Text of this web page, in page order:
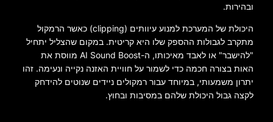
ובהירות.
היכולת של המערכת למנוע עיוותים (clipping) כאשר הרמקול
מתקרב לגבולות ההספק שלו היא קריטית. במקום שהצליל יתחיל
"להישבר" או לאבד מאיכותו, ה-AI Sound Boost מווסת את
האות בצורה חכמה כדי לשמור על חוויית האזנה נקייה ונעימה. זהו
יתרון משמעותי, במיוחד עבור רמקולים ניידים שנוטים להידחק
לקצה גבול היכולת שלהם במסיבות ובחוץ.